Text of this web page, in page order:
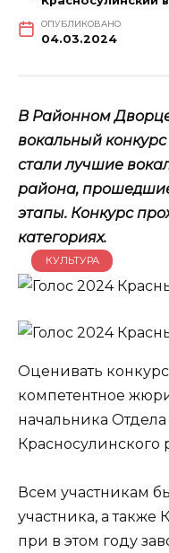
ОПУБЛИКОВАНО
04.03.2024
В Районном
вокальный
стали лучшие
района,
этапы. Конкурс
категориях.
КУЛЬТУРА
Оценивать
компетентное
начальника Отдела
Всем участникам
участника, а также
при в этом году